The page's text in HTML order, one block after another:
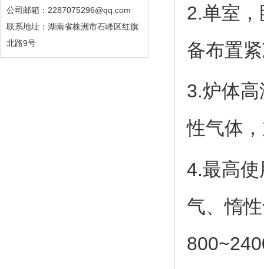
公司邮箱：2287075296@qq.com
联系地址：湖南省株洲市石峰区红旗
北路9号
2.单室
备布置
3.炉体
性气体
4.最高
气、惰